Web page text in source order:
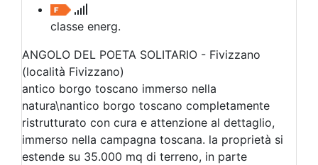
classe energ.
ANGOLO DEL POETA SOLITARIO - Fivizzano
(località Fivizzano)
antico borgo toscano immerso nella
natura\nantico borgo toscano completamente
ristrutturato con cura e attenzione al dettaglio,
immerso nella campagna toscana. la proprietà si
estende su 35.000 mq di terreno, in parte